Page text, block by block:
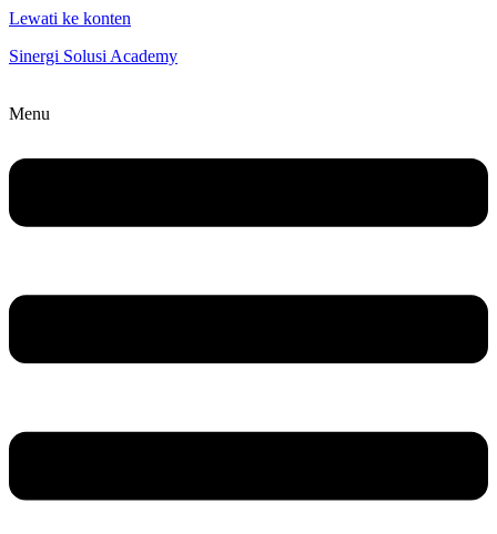
Lewati ke konten
Sinergi Solusi Academy
Menu